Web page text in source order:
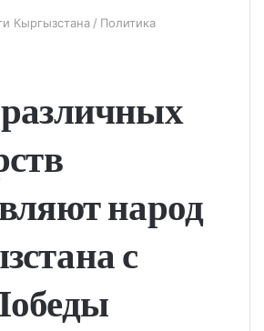
Кыргызстана / Политика
народ
с